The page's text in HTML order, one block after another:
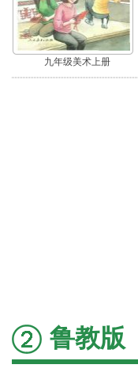
九年级美术上册
鲁教版